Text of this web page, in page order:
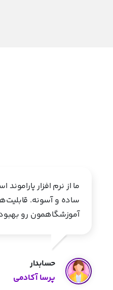
ما از نرم افزار
ساده و آسونه.
آموزشگاهمون رو
حسابدار
پرسا آکادمی